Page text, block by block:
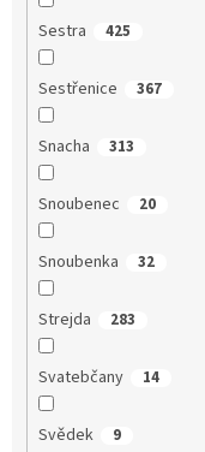
Sestra 425
Sestřenice 367
Snacha 313
Snoubenec 20
Snoubenka 32
Strejda 283
Svatebčany 14
Svědek 9